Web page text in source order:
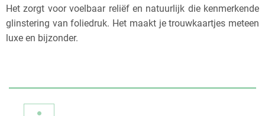
Het zorgt voor voelbaar reliëf en natuurlijk die kenmerkende
glinstering van foliedruk. Het maakt je trouwkaartjes meteen
luxe en bijzonder.